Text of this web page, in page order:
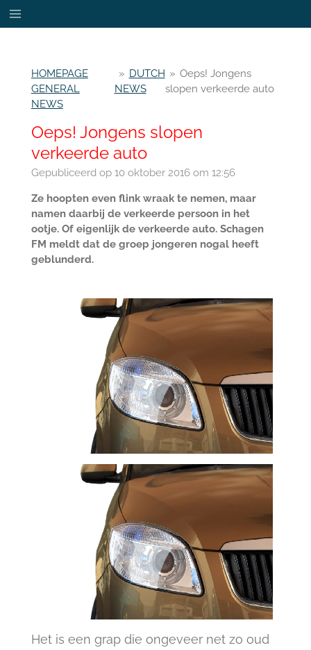
Ga
direct
hoofdinhoud
HOMEPAGE
GENERAL
NEWS
» DUTCH
NEWS
» Oeps! Jongens
slopen verkeerde auto
Oeps! Jongens slopen
verkeerde auto
Gepubliceerd op 10 oktober 2016 om 12:56
Ze hoopten even flink wraak te nemen, maar
namen daarbij de verkeerde persoon in het
ootje. Of eigenlijk de verkeerde auto. Schagen
FM meldt dat de groep jongeren nogal heeft
geblunderd.
Het is een grap die ongeveer net zo oud